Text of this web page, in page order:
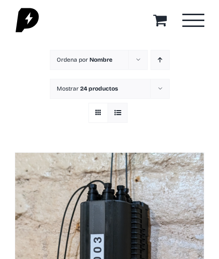
Saltar
contenido
Ordena por Nombre
Mostrar 24 productos